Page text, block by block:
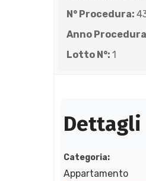
N° Procedura:
Anno
Lotto N°: 1
Categoria:
Appartamento